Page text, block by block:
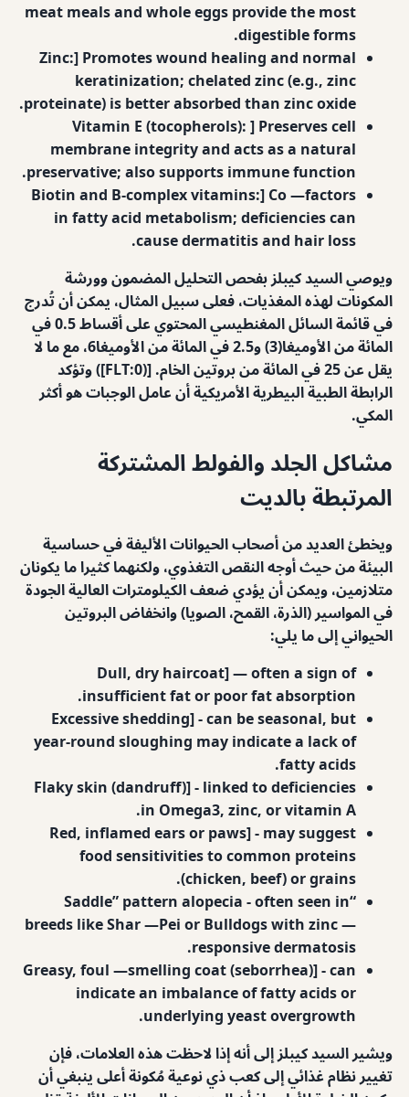
meat meals and whole eggs provide the most
digestible forms.
Zinc:] Promotes wound healing and normal
keratinization; chelated zinc (e.g., zinc
proteinate) is better absorbed than zinc oxide.
Vitamin E (tocopherols): ] Preserves cell
membrane integrity and acts as a natural
preservative; also supports immune function.
Biotin and B‐complex vitamins:] Co —factors
in fatty acid metabolism; deficiencies can
cause dermatitis and hair loss.
ويوصي السيد كيبلز بفحص التحليل المضمون وورشة
المكونات لهذه المغذيات، فعلى سبيل المثال، يمكن أن تُدرج
في قائمة السائل المغنطيسي المحتوي على أقساط 0.5 في
المائة من الأوميغا(3) و2.5 في المائة من الأوميغا6، مع ما لا
يقل عن 25 في المائة من بروتين الخام. [(FLT:0]) وتؤكد
الرابطة الطبية البيطرية الأمريكية أن عامل الوجبات هو أكثر
المكي.
مشاكل الجلد والفولط المشتركة
المرتبطة بالديت
ويخطئ العديد من أصحاب الحيوانات الأليفة في حساسية
البيئة من حيث أوجه النقص التغذوي، ولكنهما كثيرا ما يكونان
متلازمين، ويمكن أن يؤدي ضعف الكيلومترات العالية الجودة
في المواسير (الذرة، القمح، الصويا) وانخفاض البروتين
الحيواني إلى ما يلي:
Dull, dry haircoat] — often a sign of
insufficient fat or poor fat absorption.
Excessive shedding] - can be seasonal, but
year-round sloughing may indicate a lack of
fatty acids.
Flaky skin (dandruff)] - linked to deficiencies
in Omega3, zinc, or vitamin A.
Red, inflamed ears or paws] - may suggest
food sensitivities to common proteins
(chicken, beef) or grains.
“Saddle” pattern alopecia
- often seen in
breeds like Shar —Pei or Bulldogs with zinc —
responsive dermatosis.
Greasy, foul —smelling coat (seborrhea)] - can
indicate an imbalance of fatty acids or
underlying yeast overgrowth.
ويشير السيد كيبلز إلى أنه إذا لاحظت هذه العلامات، فإن
تغيير نظام غذائي إلى كعب ذي نوعية مُكونة أعلى ينبغي أن